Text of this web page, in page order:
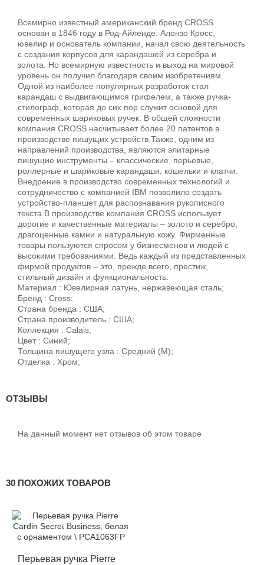
Всемирно известный американский бренд CROSS
основан в 1846 году в Род-Айленде. Алонзо Кросс,
ювелир и основатель компании, начал свою деятельность
с создания корпусов для карандашей из серебра и
золота. Но всемирную известность и выход на мировой
уровень он получил благодаря своим изобретениям.
Одной из наиболее популярных разработок стал
карандаш с выдвигающимся грифелем, а также ручка-
стилограф, которая до сих пор служит основой для
современных шариковых ручек. В общей сложности
компания CROSS насчитывает более 20 патентов в
производстве пишущих устройств.Также, одним из
направлений производства, являются элитарные
пишущие инструменты – классические, перьевые,
роллерные и шариковые карандаши, кошельки и клатчи.
Внедрение в производство современных технологий и
сотрудничество с компанией IBM позволило создать
устройство-планшет для распознавания рукописного
текста.В производстве компания CROSS использует
дорогие и качественные материалы – золото и серебро,
драгоценные камни и натуральную кожу. Фирменные
товары пользуются спросом у бизнесменов и людей с
высокими требованиями. Ведь каждый из представленных
фирмой продуктов – это, прежде всего, престиж,
стильный дизайн и функциональность.
Материал : Ювелирная латунь, нержавеющая сталь;
Бренд : Cross;
Страна бренда : США;
Страна производитель : США;
Коллекция : Calais;
Цвет : Синий;
Толщина пишущего узла : Средний (М);
Отделка : Хром;
ОТЗЫВЫ
На данный момент нет отзывов об этом товаре
30 ПОХОЖИХ ТОВАРОВ
Перьевая ручка Pierre
-12%